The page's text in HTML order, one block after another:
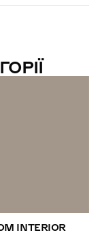
INTERIOR